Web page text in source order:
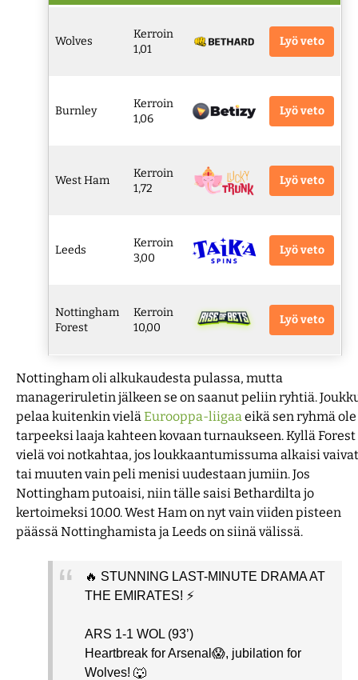
Wolves
Kerroin
1,01
Lyö veto
Burnley
Kerroin
1,06
Lyö veto
West Ham
Kerroin
1,72
Lyö veto
Leeds
Kerroin
3,00
Lyö veto
Nottingham
Forest
Kerroin
10,00
Lyö veto
Nottingham oli alkukaudesta pulassa, mutta
manageriruletin jälkeen se on saanut peliin ryhtiä.
pelaa kuitenkin vieläEurooppa-liigaaeikä sen ryhmä ole
tarpeeksi laaja kahteen kovaan turnaukseen. Kyllä Forest
vielä voi notkahtaa, jos loukkaantumissuma alkaisi
tai muuten vain peli menisi uudestaan jumiin. Jos
Nottingham putoaisi, niin tälle saisi Bethardilta jo
kertoimeksi 10.00. West Ham on nyt vain viiden pisteen
päässä Nottinghamista ja Leeds on siinä välissä.
🔥 STUNNING LAST-MINUTE DRAMA AT
THE EMIRATES! ⚡️
ARS 1-1 WOL (93’)
Heartbreak for Arsenal😱, jubilation for
Wolves! 🐺